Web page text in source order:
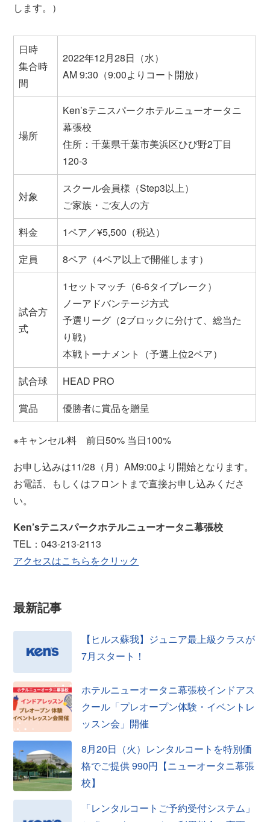
します。）
日時
集合時
間
2022年12月28日（水）
AM 9:30（9:00よりコート開放）
場所
Ken’sテニスパークホテルニューオータニ
幕張校
住所：千葉県千葉市美浜区ひび野2丁目
120-3
対象
スクール会員様（Step3以上）
ご家族・ご友人の方
料金
1ペア／¥5,500（税込）
定員
8ペア（4ペア以上で開催します）
試合方
式
1セットマッチ（6-6タイブレーク）
ノーアドバンテージ方式
予選リーグ（2ブロックに分けて、総当た
り戦）
本戦トーナメント（予選上位2ペア）
試合球
HEAD PRO
賞品
優勝者に賞品を贈呈
※キャンセル料 前日50% 当日100%
お申し込みは11/28（月）AM9:00より開始となります。
お電話、もしくはフロントまで直接お申し込みくださ
い。
Ken’sテニスパークホテルニューオータニ幕張校
TEL：043-213-2113
アクセスはこちらをクリック
最新記事
【ヒルス蘇我】ジュニア最上級クラスが
7月スタート！
ホテルニューオータニ幕張校インドアス
クール「プレオープン体験・イベントレ
ッスン会」開催
8月20日（火）レンタルコートを特別価
格でご提供 990円【ニューオータニ幕張
校】
「レンタルコートご予約受付システム」